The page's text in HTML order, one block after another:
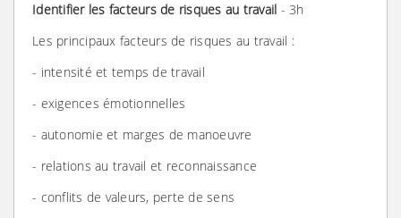
Identifier les facteurs de risques au travail - 3h
Les principaux facteurs de risques au travail :
- intensité et temps de travail
- exigences émotionnelles
- autonomie et marges de manoeuvre
- relations au travail et reconnaissance
- conflits de valeurs, perte de sens